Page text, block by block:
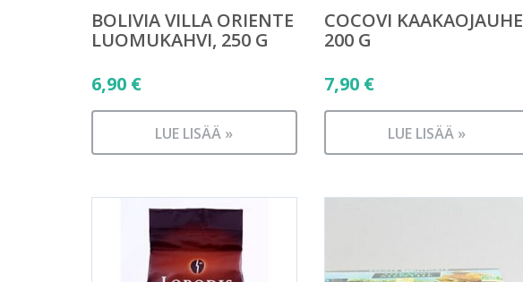
BOLIVIA VILLA ORIENTE
LUOMUKAHVI, 250 G
6,90 €
LUE LISÄÄ »
COCOVI KAAKAOJAUHE
200 G
7,90 €
LUE LISÄÄ »